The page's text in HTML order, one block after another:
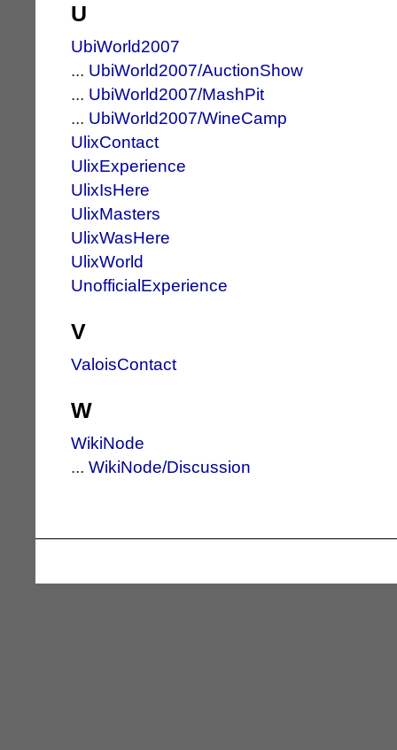
U
UbiWorld2007
... UbiWorld2007/AuctionShow
... UbiWorld2007/MashPit
... UbiWorld2007/WineCamp
UlixContact
UlixExperience
UlixIsHere
UlixMasters
UlixWasHere
UlixWorld
UnofficialExperience
V
ValoisContact
W
WikiNode
... WikiNode/Discussion